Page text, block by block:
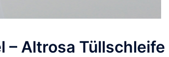
– Altrosa Tüllschleife